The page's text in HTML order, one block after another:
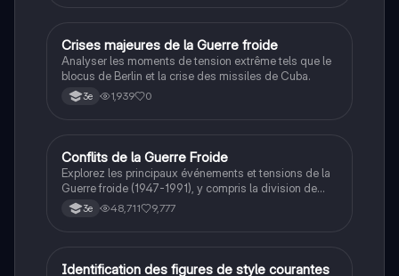
CHistoire
Crises majeures de la Guerre froide
Analyser les moments de tension extrême tels que le
blocus de Berlin et la crise des missiles de Cuba.
3e 1,939 0
Histoire
Conflits de la Guerre Froide
Explorez les principaux événements et tensions de la
Guerre froide (1947-1991), y compris la division de
l'Allemagne, la crise de Cuba, la guerre du Vietnam, et
la course à l'espace. Cette fiche de révision couvre les
historique.
3e 48,711 9,777
Français
Identification des figures de style courantes